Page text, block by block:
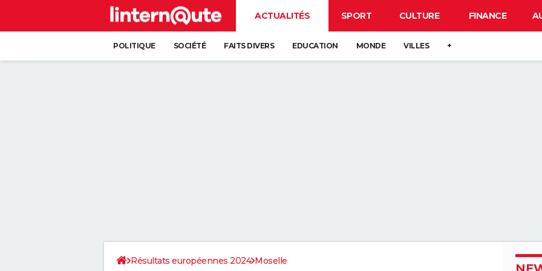
ACTUALITÉS SPORT CULTURE FINANCE
POLITIQUE SOCIÉTÉ FAITS DIVERS EDUCATION MONDE VILLES +
Résultats européennes 2024 Moselle